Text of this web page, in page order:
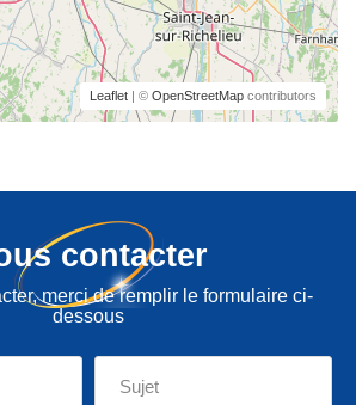
Leaflet | © OpenStreetMap contributors
contacter
merci de remplir le formulaire ci-
dessous